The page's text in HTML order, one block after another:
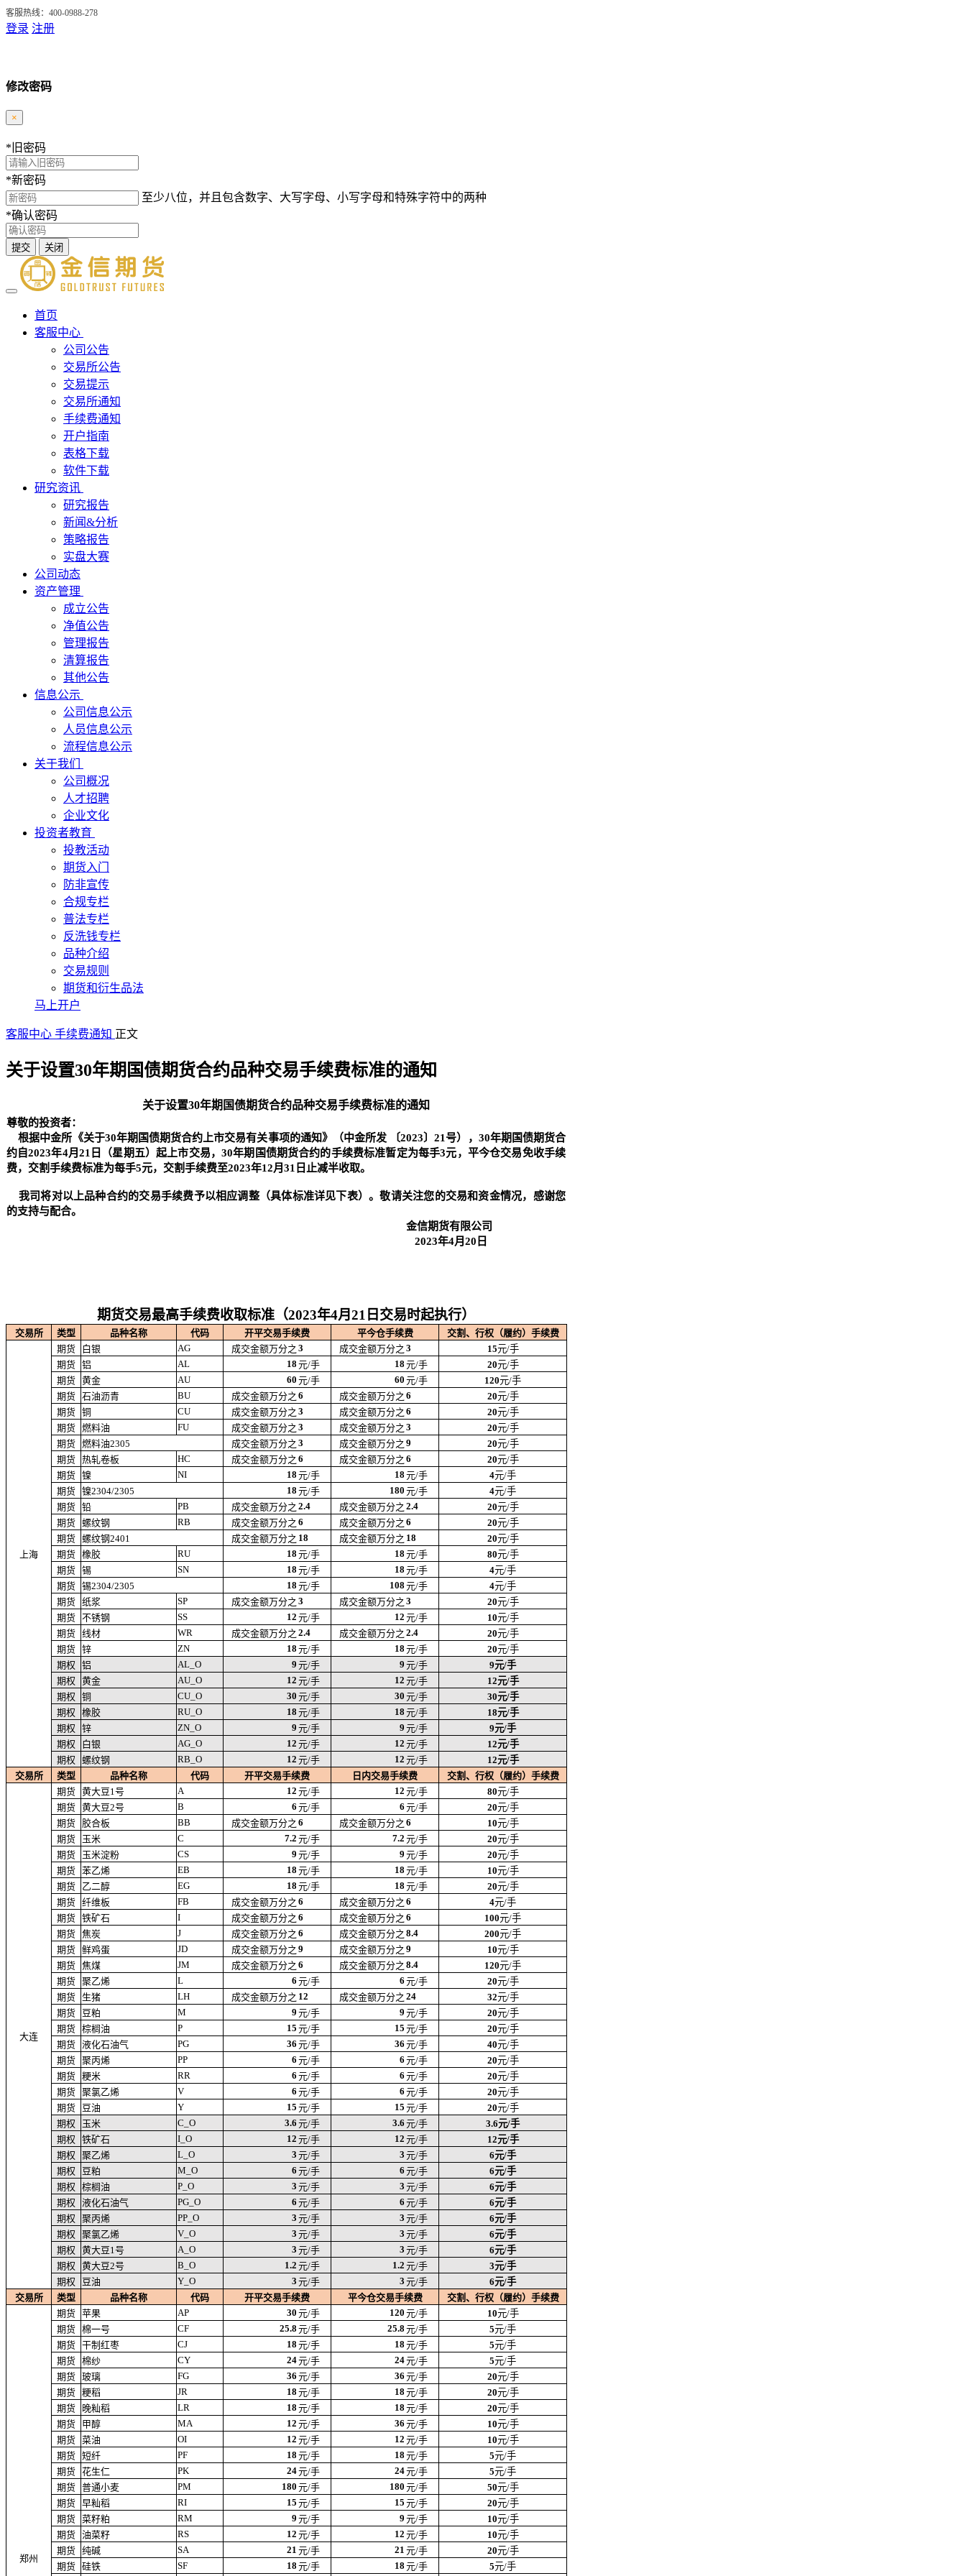
客服热线：400-0988-278
登录 注册
修改密码
×
* 旧密码
*新密码
至少八位，并且包含数字、大写字母、小写字母和特殊字符中的两种
*确认密码
提交 关闭
首页
客服中心
公司公告
交易所公告
交易提示
交易所通知
手续费通知
开户指南
表格下载
软件下载
研究资讯
研究报告
新闻&分析
策略报告
实盘大赛
公司动态
资产管理
成立公告
净值公告
管理报告
清算报告
其他公告
信息公示
公司信息公示
人员信息公示
流程信息公示
关于我们
公司概况
人才招聘
企业文化
投资者教育
投教活动
期货入门
防非宣传
合规专栏
普法专栏
反洗钱专栏
品种介绍
交易规则
期货和衍生品法
马上开户
客服中心 手续费通知 正文
关于设置30年期国债期货合约品种交易手续费标准的通知
关于设置30年期国债期货合约品种交易手续费标准的通知
尊敬的投资者：
根据中金所《关于30年期国债期货合约上市交易有关事项的通知》（中金所发 〔2023〕21号），30年期国债期货合
约自2023年4月21日（星期五）起上市交易，30年期国债期货合约的手续费标准暂定为每手3元，平今仓交易免收手续
费，交割手续费标准为每手5元，交割手续费至2023年12月31日止减半收取。
我司将对以上品种合约的交易手续费予以相应调整（具体标准详见下表）。敬请关注您的交易和资金情况，感谢您
的支持与配合。
金信期货有限公司
2023年4月20日
期货交易最高手续费收取标准（2023年4月21日交易时起执行）
交易所 类型 品种名称 代码 开平交易手续费 平今仓手续费 交割、行权（履约）手续费
上海
期货 白银 AG 成交金额万分之 3 成交金额万分之 3 15元/手
期货 铝 AL 18 元/手 18 元/手 20元/手
期货 黄金 AU 60 元/手 60 元/手 120元/手
期货 石油沥青 BU 成交金额万分之 6 成交金额万分之 6 20元/手
期货 铜 CU 成交金额万分之 3 成交金额万分之 6 20元/手
期货 燃料油 FU 成交金额万分之 3 成交金额万分之 3 20元/手
期货 燃料油2305 成交金额万分之 3 成交金额万分之 9 20元/手
期货 热轧卷板 HC 成交金额万分之 6 成交金额万分之 6 20元/手
期货 镍 NI 18 元/手 18 元/手 4元/手
期货 镍2304/2305 18 元/手 180 元/手 4元/手
期货 铅 PB 成交金额万分之 2.4 成交金额万分之 2.4 20元/手
期货
螺纹钢 RB 成交金额万分之 6 成交金额万分之 6 20元/手
期货
螺纹钢2401 成交金额万分之 18 成交金额万分之 18 20元/手
期货 橡胶 RU 18 元/手 18 元/手 80元/手
期货 锡 SN 18 元/手 18 元/手 4元/手
期货 锡2304/2305 18 元/手 108 元/手 4元/手
期货 纸浆 SP 成交金额万分之 3 成交金额万分之 3 20元/手
期货 不锈钢 SS 12 元/手 12 元/手 10元/手
期货 线材 WR 成交金额万分之 2.4 成交金额万分之 2.4 20元/手
期货 锌 ZN 18 元/手 18 元/手 20元/手
期权
铝 AL_O 9 元/手 9 元/手 9元/手
期权
黄金 AU_O 12 元/手 12 元/手 12元/手
期权
铜 CU_O 30 元/手 30 元/手 30元/手
期权
橡胶 RU_O 18 元/手 18 元/手 18元/手
期权
锌 ZN_O 9 元/手 9 元/手 9元/手
期权
白银 AG_O 12 元/手 12 元/手 12元/手
期权
螺纹钢 RB_O 12 元/手 12 元/手 12元/手
交易所
类型 品种名称 代码 开平交易手续费 日内交易手续费 交割、行权（履约）手续费
大连
期货 黄大豆1号 A 12 元/手 12 元/手 80元/手
期货 黄大豆2号 B 6 元/手 6 元/手 20元/手
期货
胶合板 BB 成交金额万分之 6 成交金额万分之 6 10元/手
期货
玉米 C 7.2 元/手 7.2 元/手 20元/手
期货
玉米淀粉 CS 9 元/手 9 元/手 20元/手
期货 苯乙烯 EB 18 元/手 18 元/手 10元/手
期货
乙二醇 EG 18 元/手 18 元/手 20元/手
期货 纤维板 FB 成交金额万分之 6 成交金额万分之 6 4元/手
期货 铁矿石 I 成交金额万分之 6 成交金额万分之 6 100元/手
期货 焦炭 J 成交金额万分之 6 成交金额万分之 8.4 200元/手
期货 鲜鸡蛋 JD 成交金额万分之 9 成交金额万分之 9 10元/手
期货 焦煤 JM 成交金额万分之 6 成交金额万分之 8.4 120元/手
期货 聚乙烯 L 6 元/手 6 元/手 20元/手
期货 生猪 LH 成交金额万分之 12 成交金额万分之 24 32元/手
期货
豆粕 M 9 元/手 9 元/手 20元/手
期货 棕榈油 P 15 元/手 15 元/手 20元/手
期货 液化石油气 PG 36 元/手 36 元/手 40元/手
期货 聚丙烯 PP 6 元/手 6 元/手 20元/手
期货 粳米 RR 6 元/手 6 元/手 20元/手
期货 聚氯乙烯 V 6 元/手 6 元/手 20元/手
期货
豆油 Y 15 元/手 15 元/手 20元/手
期权
玉米 C_O 3.6 元/手 3.6 元/手 3.6元/手
期权
铁矿石 I_O 12 元/手 12 元/手 12元/手
期权
聚乙烯 L_O 3 元/手 3 元/手 6元/手
期权
豆粕 M_O 6 元/手 6 元/手 6元/手
期权
棕榈油 P_O 3 元/手 3 元/手 6元/手
期权
液化石油气 PG_O 6 元/手 6 元/手 6元/手
期权
聚丙烯 PP_O 3 元/手 3 元/手 6元/手
期权
聚氯乙烯 V_O 3 元/手 3 元/手 6元/手
期权
黄大豆1号 A_O 3 元/手 3 元/手 6元/手
期权
黄大豆2号 B_O 1.2 元/手 1.2 元/手 3元/手
期权
豆油 Y_O 3 元/手 3 元/手 6元/手
交易所
类型 品种名称 代码 开平交易手续费 平今仓交易手续费 交割、行权（履约）手续费
郑州
期货 苹果 AP 30 元/手 120 元/手 10元/手
期货 棉一号 CF 25.8 元/手 25.8 元/手 5元/手
期货 干制红枣 CJ 18 元/手 18 元/手 5元/手
期货 棉纱 CY 24元/手 24元/手 5元/手
期货 玻璃 FG 36 元/手 36 元/手 20元/手
期货 粳稻 JR 18 元/手 18 元/手 20元/手
期货
晚籼稻 LR 18 元/手 18 元/手 20元/手
期货
甲醇 MA 12 元/手 36 元/手 10元/手
期货 菜油 OI 12 元/手 12 元/手 10元/手
期货 短纤 PF 18 元/手 18 元/手 5元/手
期货 花生仁 PK 24元/手 24元/手 5元/手
期货 普通小麦 PM 180 元/手 180 元/手 50元/手
期货 早籼稻 RI 15 元/手 15 元/手 20元/手
期货 菜籽粕 RM 9 元/手 9 元/手 10元/手
期货 油菜籽 RS 12 元/手 12 元/手 10元/手
期货 纯碱 SA 21 元/手 21 元/手 20元/手
期货 硅铁 SF 18 元/手 18 元/手 5元/手